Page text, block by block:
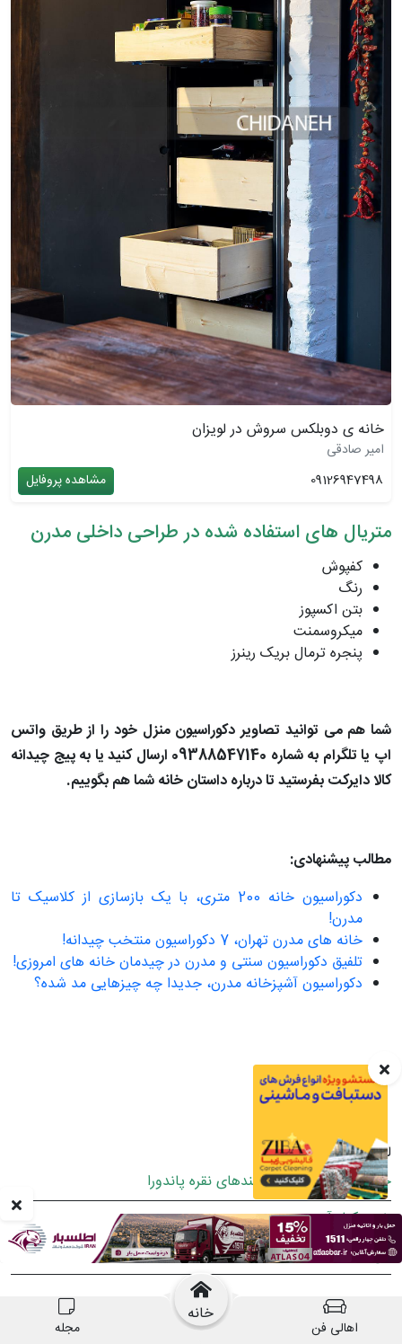
مجله
خانه
اهالی فن
خانه ی دوبلکس سروش در لویزان
امیر صادقی
09126947498
مشاهده پروفایل
متریال های استفاده شده در طراحی داخلی مدرن
کفپوش
رنگ
بتن اکسپوز
میکروسمنت
پنجره ترمال بریک رینرز
شما هم می توانید تصاویر دکوراسیون منزل خود را از طریق واتس
اپ یا تلگرام به شماره 09388547140 ارسال کنید یا به پیج چیدانه
کالا دایرکت بفرستید تا درباره داستان خانه شما هم بگوییم.
مطالب پیشنهادی:
دکوراسیون خانه 200 متری، با یک بازسازی از کلاسیک تا
مدرن!
خانه های مدرن تهران، 7 دکوراسیون منتخب چیدانه!
تلفیق دکوراسیون سنتی و مدرن در چیدمان خانه های امروزی!
دکوراسیون آشپزخانه مدرن، جدیدا چه چیزهایی مد شده؟
لینک پیشنهادی
جدیدترین کالکشن دستبندهای نقره پاندورا
خرید کولر آبی
باغ گل رضوان
نویسنده:تحریریه چیدانه مشاهده نظرات